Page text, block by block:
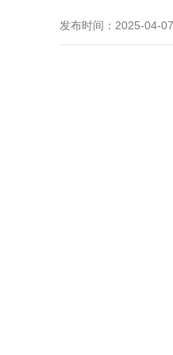
发布时间：2025-04-